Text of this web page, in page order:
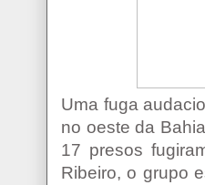
Uma fuga
no oeste da
17 presos
Ribeiro, o grupo